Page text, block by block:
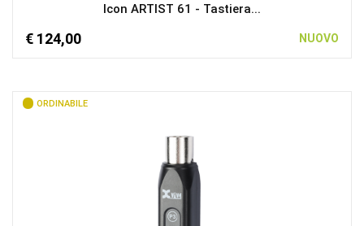
Icon ARTIST 61 - Tastiera...
€ 124,00 NUOVO
ORDINABILE